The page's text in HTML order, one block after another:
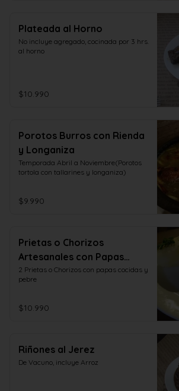
Plateada al Horno
No incluye agregado, cocinada por 3 hrs.
al horno
$10.990
Porotos Burros con Rienda
y Longaniza
Temporada Abril a Noviembre(Porotos
tortola con tallarines y longaniza)
$9.990
Prietas o Chorizos
Artesanales con Papas
Cocidas y Pebre
2 Prietas o Chorizos con papas cocidas y
pebre
$10.990
Riñones al Jerez
De Vacuno, incluye Arroz